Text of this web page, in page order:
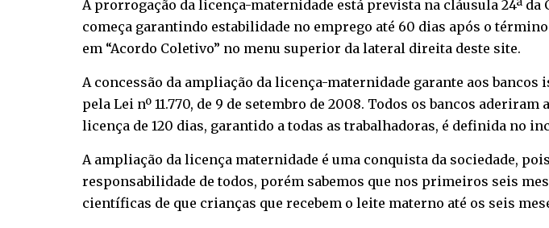
A prorrogação da licença-maternidade está prevista na cláusula 24ª da
começa garantindo estabilidade no emprego até 60 dias após o
em “Acordo Coletivo” no menu superior da lateral direita deste site.
A concessão da ampliação da licença-maternidade garante aos
pela Lei nº 11.770, de 9 de setembro de 2008. Todos os bancos aderiram
licença de 120 dias, garantido a todas as trabalhadoras, é definida no
A ampliação da licença maternidade é uma conquista da sociedade,
responsabilidade de todos, porém sabemos que nos primeiros seis
científicas de que crianças que recebem o leite materno até os seis